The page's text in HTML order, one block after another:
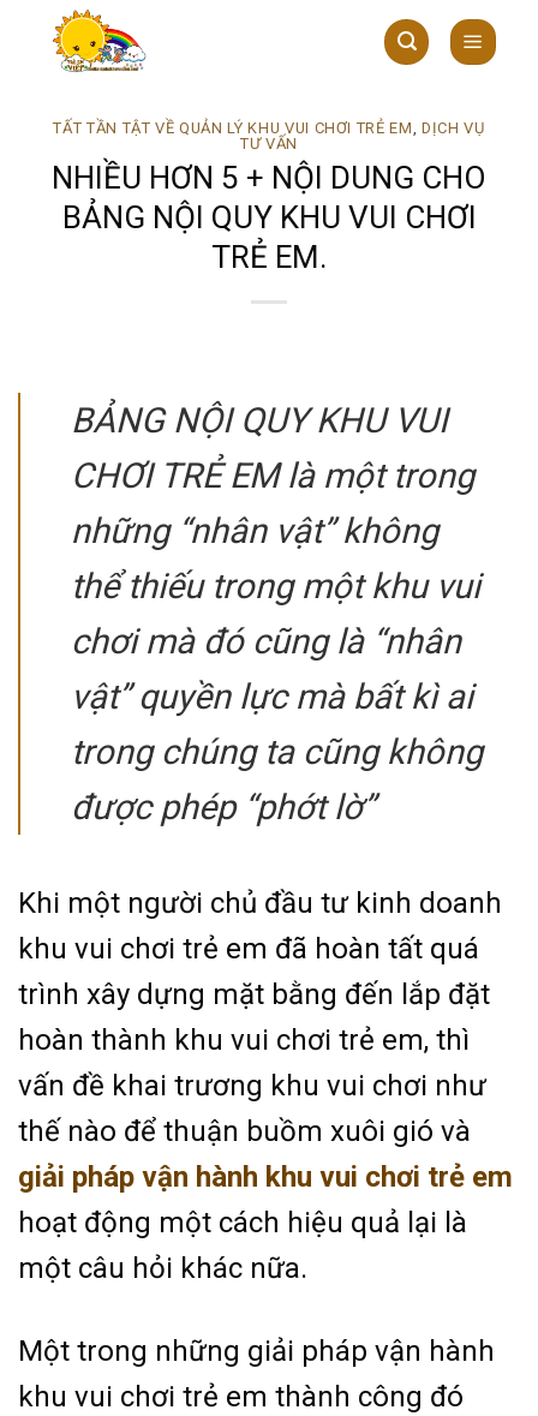
TẤT TẦN TẬT VỀ QUẢN LÝ KHU VUI CHƠI TRẺ EM,DỊCH VỤ
TƯ VẤN
NHIỀU HƠN 5 + NỘI DUNG CHO
BẢNG NỘI QUY KHU VUI CHƠI
TRẺ EM.
BẢNG NỘI QUY KHU VUI
CHƠI TRẺ EM là một trong
những “nhân vật” không
thể thiếu trong một khu vui
chơi mà đó cũng là “nhân
vật” quyền lực mà bất kì ai
trong chúng ta cũng không
được phép “phớt lờ”
Khi một người chủ đầu tư kinh doanh
khu vui chơi trẻ em đã hoàn tất quá
trình xây dựng mặt bằng đến lắp đặt
hoàn thành khu vui chơi trẻ em, thì
vấn đề khai trương khu vui chơi như
thế nào để thuận buồm xuôi gió và
giải pháp vận hành khu vui chơi trẻ em
hoạt động một cách hiệu quả lại là
một câu hỏi khác nữa.
Một trong những giải pháp vận hành
khu vui chơi trẻ em thành công đó